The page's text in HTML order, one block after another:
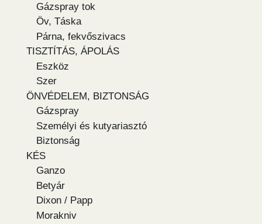
Gázspray tok
Öv, Táska
Párna, fekvőszivacs
TISZTÍTÁS, ÁPOLÁS
Eszköz
Szer
ÖNVÉDELEM, BIZTONSÁG
Gázspray
Személyi és kutyariasztó
Biztonság
KÉS
Ganzo
Betyár
Dixon / Papp
Morakniv